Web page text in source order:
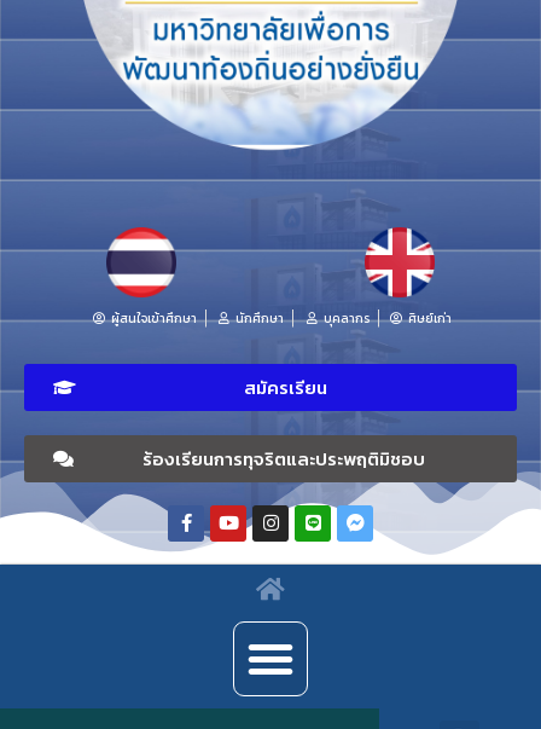
ผู้สนใจเข้าศึกษา นักศึกษา บุคลากร ศิษย์เก่า
สมัครเรียน
ร้องเรียนการทุจริตและประพฤติมิชอบ